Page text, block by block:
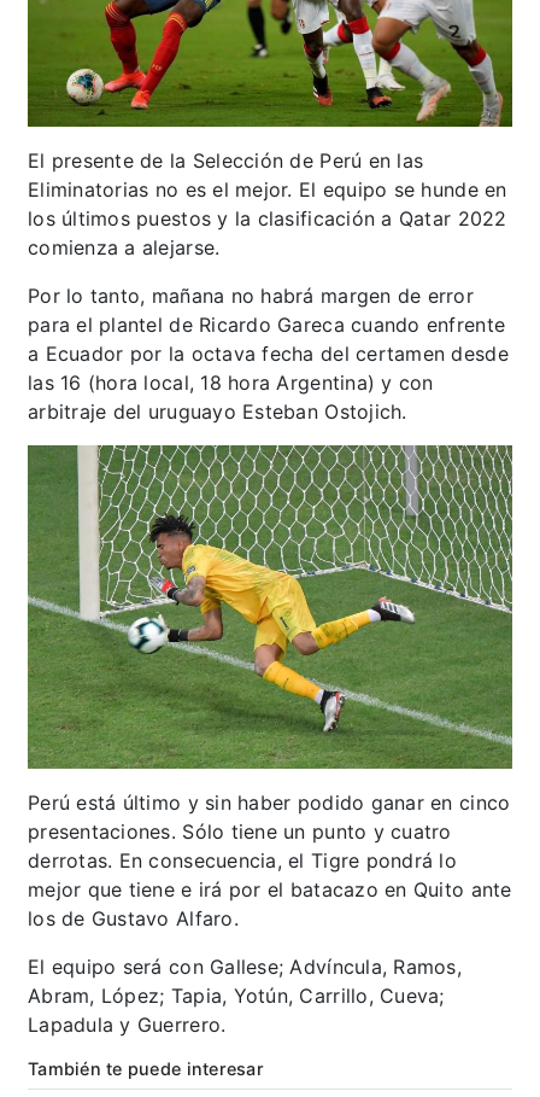
El presente de la Selección de Perú en las
Eliminatorias no es el mejor. El equipo se hunde en
los últimos puestos y la clasificación a Qatar 2022
comienza a alejarse.
Por lo tanto, mañana no habrá margen de error
para el plantel de Ricardo Gareca cuando enfrente
a Ecuador por la octava fecha del certamen desde
las 16 (hora local, 18 hora Argentina) y con
arbitraje del uruguayo Esteban Ostojich.
Perú está último y sin haber podido ganar en cinco
presentaciones. Sólo tiene un punto y cuatro
derrotas. En consecuencia, el Tigre pondrá lo
mejor que tiene e irá por el batacazo en Quito ante
los de Gustavo Alfaro.
El equipo será con Gallese; Advíncula, Ramos,
Abram, López; Tapia, Yotún, Carrillo, Cueva;
Lapadula y Guerrero.
También te puede interesar